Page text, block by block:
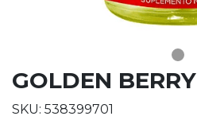
GOLDEN BERRY
SKU: 538399701